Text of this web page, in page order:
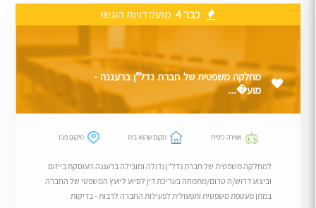
כבר 4 מועמדויות הוגשו
מחלקה משפטית של חברת נדל"ן ברעננה -
מוע�...
אווירה כיפית מקום שהוא בית מיקום פגז
למחלקה משפטית של חברת נדל"ן גדולה ומובילה ברעננה העוסקת בייזום
וביצוע דרוש/ה טרום/מתמחה בעריכת דין לסיוע ליועץ המשפטי של החברה
במתן מעטפת משפטית ותפעולית לפעילות החברה לרבות - בדיקות